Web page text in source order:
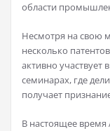
области
Несмотря на свою
несколько
активно
семинарах, где
получает
В настоящее